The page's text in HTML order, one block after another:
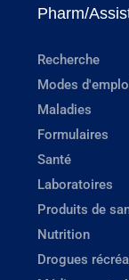
Pharm/
Recherche
Modes
Maladies
Formulaires
Santé
Laboratoires
Produits de
Nutrition
Drogues